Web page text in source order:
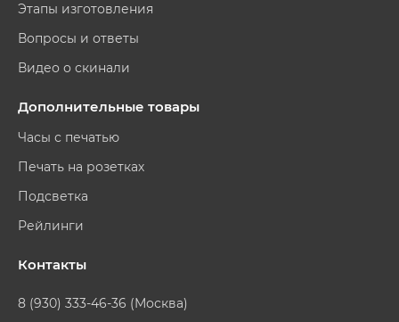
Этапы изготовления
Вопросы и ответы
Видео о скинали
Дополнительные товары
Часы с печатью
Печать на розетках
Подсветка
Рейлинги
Контакты
8 (930) 333-46-36 (Москва)